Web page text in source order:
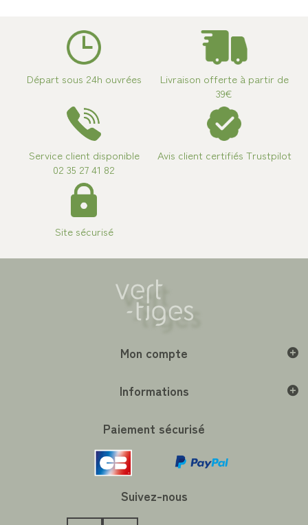
Départ sous 24h ouvrées
Livraison offerte à partir de
39€
Service client disponible
02 35 27 41 82
Avis client certifiés Trustpilot
Site sécurisé
Mon compte
Informations
Paiement sécurisé
Suivez-nous